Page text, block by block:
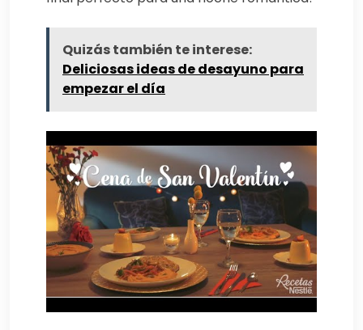
Quizás también te interese:
Deliciosas ideas de desayuno para
empezar el día